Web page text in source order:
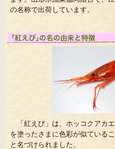
の名称で出荷しています。
「紅えび」は、ホッコクアカ
を塗ったさまに色彩が似ている
と名づけられました。